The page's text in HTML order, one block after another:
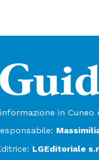
in Cuneo
LGEditoriale